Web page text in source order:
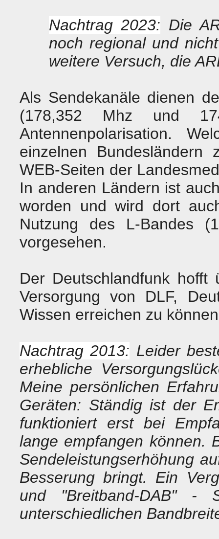
Nachtrag 2023: Die
noch regional und
weitere Versuch, die
Als Sendekanäle dienen
(178,352 Mhz und
Antennenpolarisation.
einzelnen
WEB-Seiten der
In anderen Ländern ist
worden und wird dort
Nutzung des L-Bandes (
vorgesehen.
Der Deutschlandfunk hofft
Versorgung von DLF,
Wissen erreichen zu
Nachtrag 2013: Leider
erhebliche
Meine persönlichen
Geräten: Ständig ist der
funktioniert erst bei
lange empfangen können.
Sendeleistungserhöhung
Besserung bringt. Ein
und "Breitband-DAB" -
unterschiedlichen